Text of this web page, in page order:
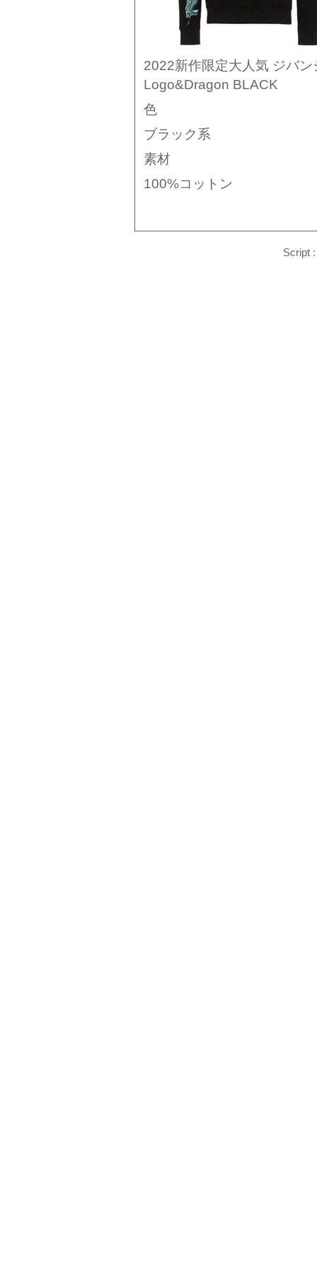
2022新作限定大人気 ジバ
Logo&Dragon BLACK
色
ブラック系
素材
100%コットン
Script